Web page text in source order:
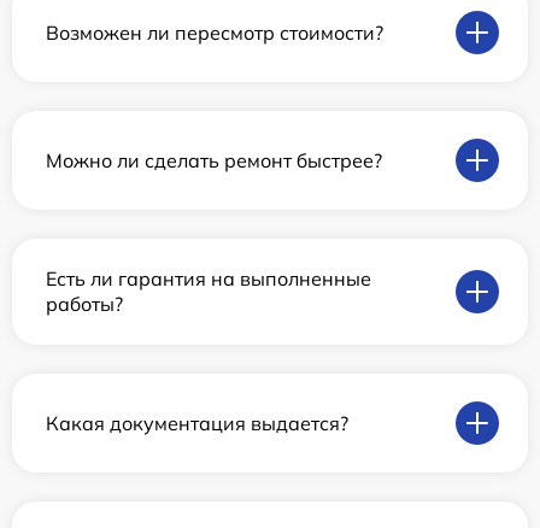
Возможен ли пересмотр стоимости?
Можно ли сделать ремонт быстрее?
Есть ли гарантия на выполненные
работы?
Какая документация выдается?